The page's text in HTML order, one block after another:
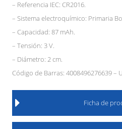
– Referencia IEC: CR2016.
– Sistema electroquímico: Primaria
– Capacidad: 87 mAh.
– Tensión: 3 V.
– Diámetro: 2 cm.
Código de Barras: 4008496276639 –
Ficha de